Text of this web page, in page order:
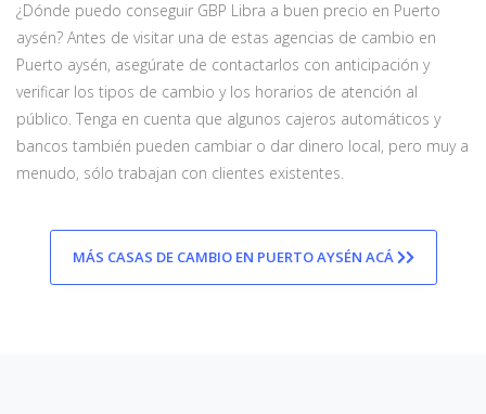
¿Dónde puedo conseguir GBP Libra a buen precio en Puerto
aysén? Antes de visitar una de estas agencias de cambio en
Puerto aysén, asegúrate de contactarlos con anticipación y
verificar los tipos de cambio y los horarios de atención al
público. Tenga en cuenta que algunos cajeros automáticos y
bancos también pueden cambiar o dar dinero local, pero muy a
menudo, sólo trabajan con clientes existentes.
MÁS CASAS DE CAMBIO EN PUERTO AYSÉN ACÁ